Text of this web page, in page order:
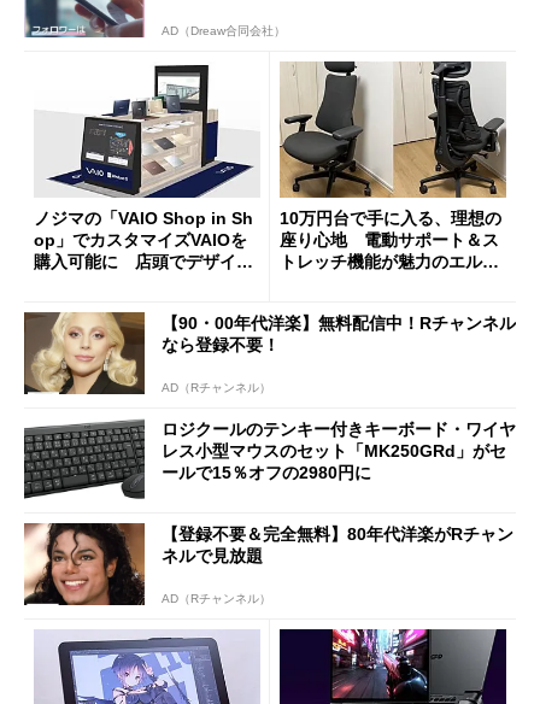
AD（Dreaw合同会社）
ノジマの「VAIO Shop in Sh
op」でカスタマイズVAIOを
購入可能に 店頭でデザイン
10万円台で手に入る、理想の
座り心地 電動サポート＆ス
トレッチ機能が魅力のエルゴ
【90・00年代洋楽】無料配信中！Rチャンネル
なら登録不要！
AD（Rチャンネル）
ロジクールのテンキー付きキーボード・ワイヤ
レス小型マウスのセット「MK250GRd」がセ
ールで15％オフの2980円に
【登録不要＆完全無料】80年代洋楽がRチャン
ネルで見放題
AD（Rチャンネル）